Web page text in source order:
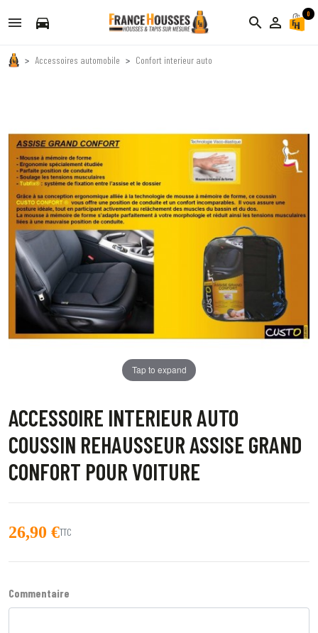
directions_car search person_outline
0
Accessoires automobile Confort interieur auto
Tap to expand
ACCESSOIRE INTERIEUR AUTO
COUSSIN REHAUSSEUR ASSISE GRAND
CONFORT POUR VOITURE
26,90 €TTC
Commentaire